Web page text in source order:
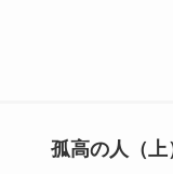
孤高の人（上